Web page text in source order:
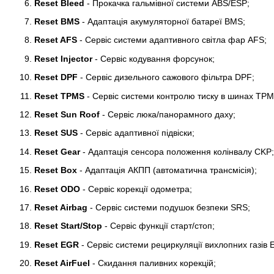
Reset Bleed - Прокачка гальмівної системи ABS/ESP;
Reset BMS - Адаптація акумуляторної батареї BMS;
Reset AFS - Сервіс системи адаптивного світла фар AFS;
Reset Injector- Cервіс кодування форсунок;
Reset DPF - Сервіс дизельного сажового фільтра DPF;
Reset TPMS - Сервіс системи контролю тиску в шинах
Reset Sun Roof - Сервіс люка/панорамного даху;
Reset SUS - Сервіс адаптивної підвіски;
Reset Gear- Адаптація сенсора положення колінвалу CKP;
Reset Box - Адаптація АКПП (автоматична трансмісія);
Reset ODO - Сервіс корекції одометра;
Reset Airbag - Сервіс системи подушок безпеки SRS;
Reset Start/Stop - Сервіс функції старт/стоп;
Reset EGR - Сервіс системи рециркуляції вихлопних газів
Reset AirFuel - Скидання паливних корекцій;